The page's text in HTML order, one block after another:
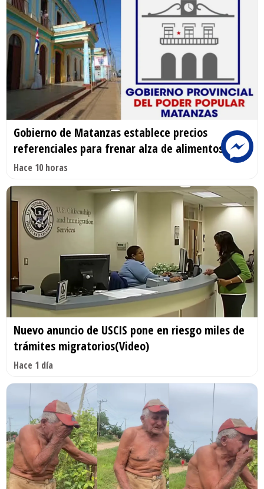
Gobierno de Matanzas establece precios
referenciales para frenar alza de alimentos
Hace 10 horas
Nuevo anuncio de USCIS pone en riesgo miles de
trámites migratorios(Video)
Hace 1 día